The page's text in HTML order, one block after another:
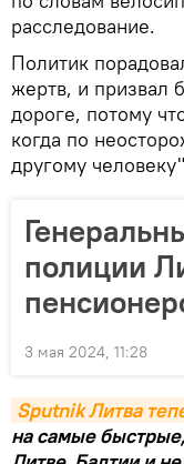
расследование.
Политик
жертв, и призвал
дороге, потому
когда по
другому
полиции
3 мая 2024, 11:28
Sputnik Литва
на самые